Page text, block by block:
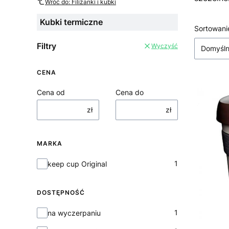
Wróć do: Filiżanki i kubki
Kubki termiczne
Filtry Wyczyść
CENA
Cena od
zł
Cena do
zł
MARKA
Markakeep cup Original 1
DOSTĘPNOŚĆ
Dostępność
na wyczerpaniu 1
Lista